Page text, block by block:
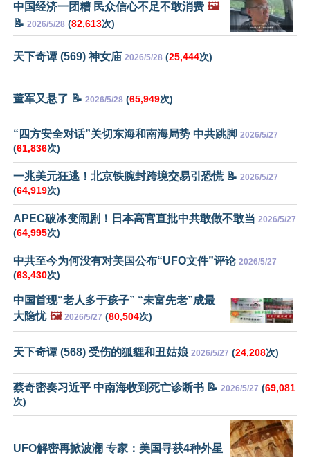
中国经济一团糟 民众信心不足不敢消费 🖼️
📝 2026/5/28 (82,613次)
天下奇谭 (569) 神女庙 2026/5/28 (25,444次)
董军又悬了 📝 2026/5/28 (65,949次)
“四方安全对话”关切东海和南海局势 中共跳脚 2026/5/27
(61,836次)
一兆美元狂逃！北京铁腕封跨境交易引恐慌 📝 2026/5/27
(64,919次)
APEC破冰变闹剧！日本高官直批中共敢做不敢当 2026/5/27
(64,995次)
中共至今为何没有对美国公布“UFO文件”评论 2026/5/27
(63,430次)
中国首现“老人多于孩子” “未富先老”成最
大隐忧 🖼️ 2026/5/27 (80,504次)
天下奇谭 (568) 受伤的狐貍和丑姑娘 2026/5/27 (24,208次)
蔡奇密奏习近平 中南海收到死亡诊断书 📝 2026/5/27 (69,081
次)
UFO解密再掀波澜 专家：美国寻获4种外星